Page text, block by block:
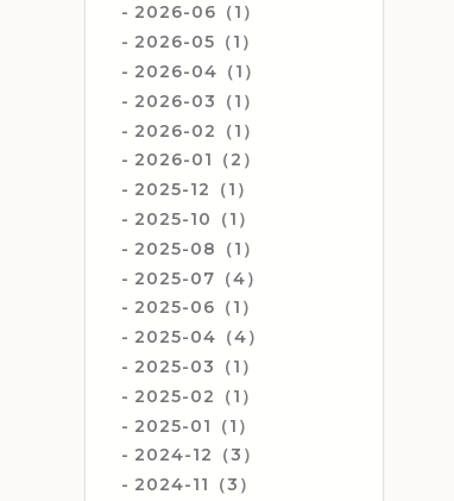
2026-06（1）
2026-05（1）
2026-04（1）
2026-03（1）
2026-02（1）
2026-01（2）
2025-12（1）
2025-10（1）
2025-08（1）
2025-07（4）
2025-06（1）
2025-04（4）
2025-03（1）
2025-02（1）
2025-01（1）
2024-12（3）
2024-11（3）